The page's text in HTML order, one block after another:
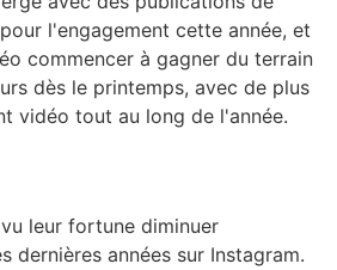
l'engagement cette année, et
commencer à gagner du terrain
dès le printemps, avec de plus
vidéo tout au long de l'année.
leur fortune diminuer
dernières années sur Instagram.